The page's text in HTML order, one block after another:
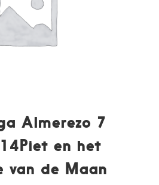
Almerezo 7
en het
van de Maan